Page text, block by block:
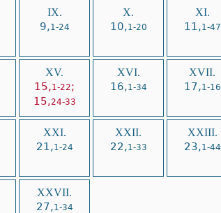
IX.
9,1-24
X.
10,1-20
XI.
11,1-47
XV.
15,1-22;
15,24-33
XVI.
16,1-34
XVII.
17,1-16
XXI.
21,1-24
XXII.
22,1-33
XXIII.
23,1-44
XXVII.
27,1-34